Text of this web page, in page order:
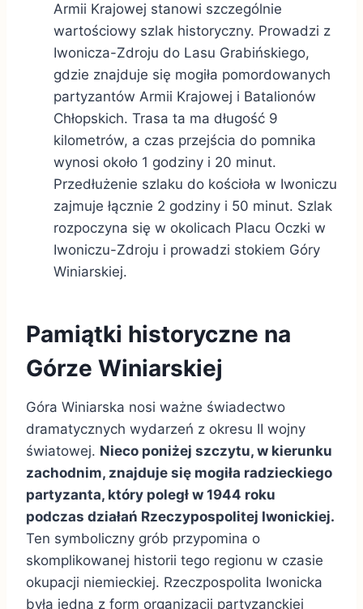
Armii Krajowej stanowi szczególnie
wartościowy szlak historyczny. Prowadzi z
Iwonicza-Zdroju do Lasu Grabińskiego,
gdzie znajduje się mogiła pomordowanych
partyzantów Armii Krajowej i Batalionów
Chłopskich. Trasa ta ma długość 9
kilometrów, a czas przejścia do pomnika
wynosi około 1 godziny i 20 minut.
Przedłużenie szlaku do kościoła w Iwoniczu
zajmuje łącznie 2 godziny i 50 minut. Szlak
rozpoczyna się w okolicach Placu Oczki w
Iwoniczu-Zdroju i prowadzi stokiem Góry
Winiarskiej.
Pamiątki historyczne na
Górze Winiarskiej
Góra Winiarska nosi ważne świadectwo
dramatycznych wydarzeń z okresu II wojny
światowej. Nieco poniżej szczytu, w kierunku
zachodnim, znajduje się mogiła radzieckiego
partyzanta, który poległ w 1944 roku
podczas działań Rzeczypospolitej Iwonickiej.
Ten symboliczny grób przypomina o
skomplikowanej historii tego regionu w czasie
okupacji niemieckiej. Rzeczpospolita Iwonicka
była jedną z form organizacji partyzanckiej